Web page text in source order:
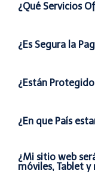
¿Qué Servicios
¿Es Segura la
¿Están
¿En que País
¿Mi sitio web
móviles, Tablet y